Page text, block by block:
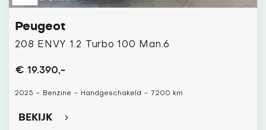
Peugeot
208 ENVY 1.2 Turbo 100 Man.6
€ 19.390,-
2025 - Benzine - Handgeschakeld - 7.200 km
BEKIJK